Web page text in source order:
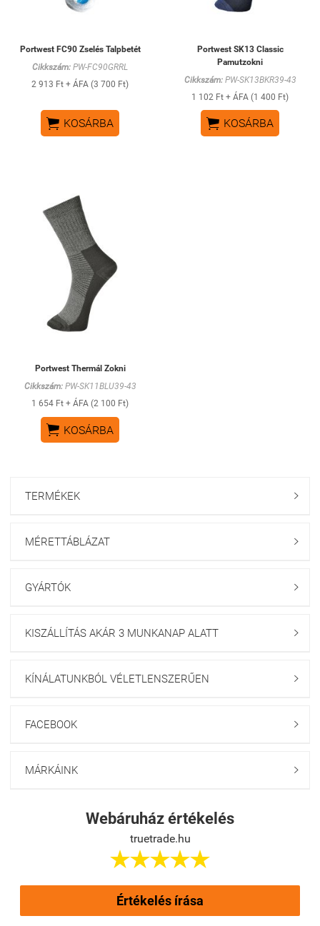
Portwest FC90 Zselés Talpbetét
Cikkszám: PW-FC90GRRL
2 913 Ft + ÁFA (3 700 Ft)
 KOSÁRBA
Portwest SK13 Classic
Pamutzokni
Cikkszám:PW-SK13BKR39-43
1 102 Ft + ÁFA (1 400 Ft)
 KOSÁRBA
Portwest Thermál Zokni
Cikkszám:PW-SK11BLU39-43
1 654 Ft + ÁFA (2 100 Ft)
 KOSÁRBA
TERMÉKEK 
MÉRETTÁBLÁZAT 
GYÁRTÓK 
KISZÁLLÍTÁS AKÁR 3 MUNKANAP ALATT 
KÍNÁLATUNKBÓL VÉLETLENSZERŰEN 
FACEBOOK 
MÁRKÁINK 
Webáruház értékelés
truetrade.hu

Értékelés írása